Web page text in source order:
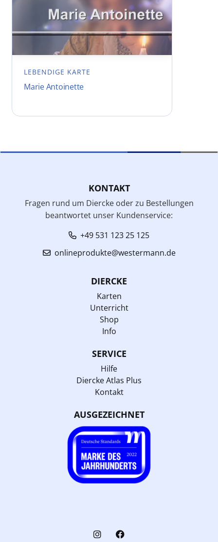
LEBENDIGE KARTE
Marie Antoinette
KONTAKT
Fragen rund um Diercke oder zu Bestellungen
beantwortet unser Kundenservice:
+49 531 123 25 125
onlineprodukte@westermann.de
DIERCKE
Karten
Unterricht
Shop
Info
SERVICE
Hilfe
Diercke Atlas Plus
Kontakt
AUSGEZEICHNET